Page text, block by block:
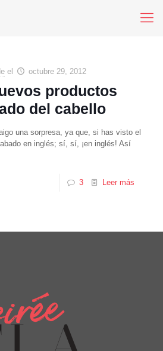
el octubre 29, 2012
productos
del cabello
una sorpresa, ya que, si has visto el
en inglés; sí, sí, ¡en inglés! Así
3 Leer más